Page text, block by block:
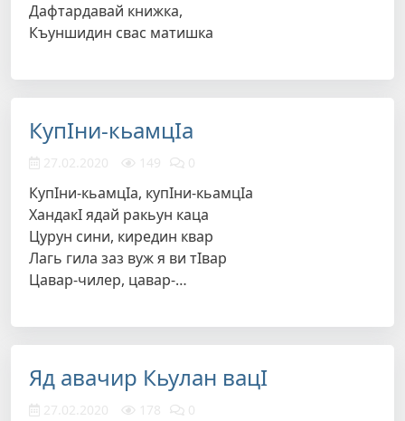
Дафтардавай книжка,
Къуншидин свас матишка
КупIни-кьамцIа
27.02.2020 149 0
КупIни-кьамцIа, купIни-кьамцIа
ХандакI ядай ракьун каца
Цурун сини, киредин квар
Лагь гила заз вуж я ви тIвар
Цавар-чилер, цавар-…
Яд авачир Кьулан вацI
27.02.2020 178 0